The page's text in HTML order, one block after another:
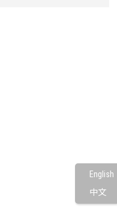
English
中文